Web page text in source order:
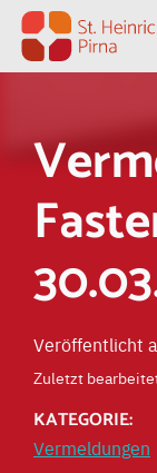
Zum Inhalt springen
Veröffentlicht
Zuletzt
KATEGORIE:
Vermeldungen